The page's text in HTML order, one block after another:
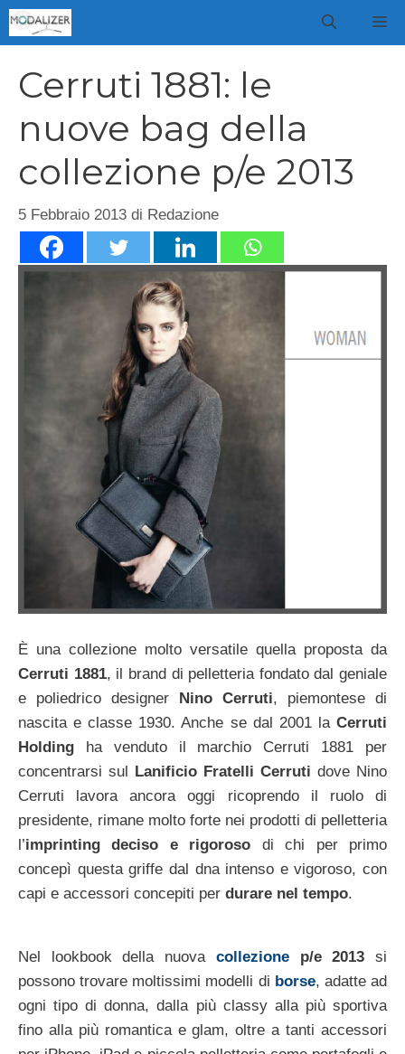
Vai
al
Cerruti 1881: le
nuove bag della
collezione p/e 2013
5 Febbraio 2013 di Redazione
È una collezione molto versatile quella proposta da
Cerruti 1881, il brand di pelletteria fondato dal geniale
e poliedrico designer Nino Cerruti, piemontese di
nascita e classe 1930. Anche se dal 2001 la Cerruti
Holding ha venduto il marchio Cerruti 1881 per
concentrarsi sul Lanificio Fratelli Cerruti dove Nino
Cerruti lavora ancora oggi ricoprendo il ruolo di
presidente, rimane molto forte nei prodotti di pelletteria
l’imprinting deciso e rigoroso di chi per primo
concepì questa griffe dal dna intenso e vigoroso, con
capi e accessori concepiti per durare nel tempo.
Nel lookbook della nuova collezionep/e 2013 si
possono trovare moltissimi modelli di borse, adatte ad
ogni tipo di donna, dalla più classy alla più sportiva
fino alla più romantica e glam, oltre a tanti accessori